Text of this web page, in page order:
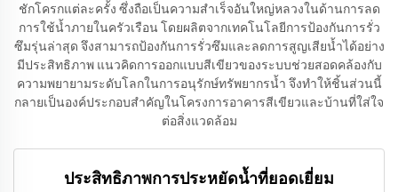
ชักโครกแต่ละครั้ง ซึ่งถือเป็นความสำเร็จอันใหญ่หลวงในด้านการลด
การใช้น้ำภายในครัวเรือน โดยผลิตจากเทคโนโลยีการป้องกันการรั่ว
ซึมรุ่นล่าสุด จึงสามารถป้องกันการรั่วซึมและลดการสูญเสียน้ำได้อย่าง
มีประสิทธิภาพ แนวคิดการออกแบบสีเขียวของระบบช่วยสอดคล้องกับ
ความพยายามระดับโลกในการอนุรักษ์ทรัพยากรน้ำ จึงทำให้ชิ้นส่วนนี้
กลายเป็นองค์ประกอบสำคัญในโครงการอาคารสีเขียวและบ้านที่ใส่ใจ
ต่อสิ่งแวดล้อม
ประสิทธิภาพการประหยัดน้ำที่ยอดเยี่ยม